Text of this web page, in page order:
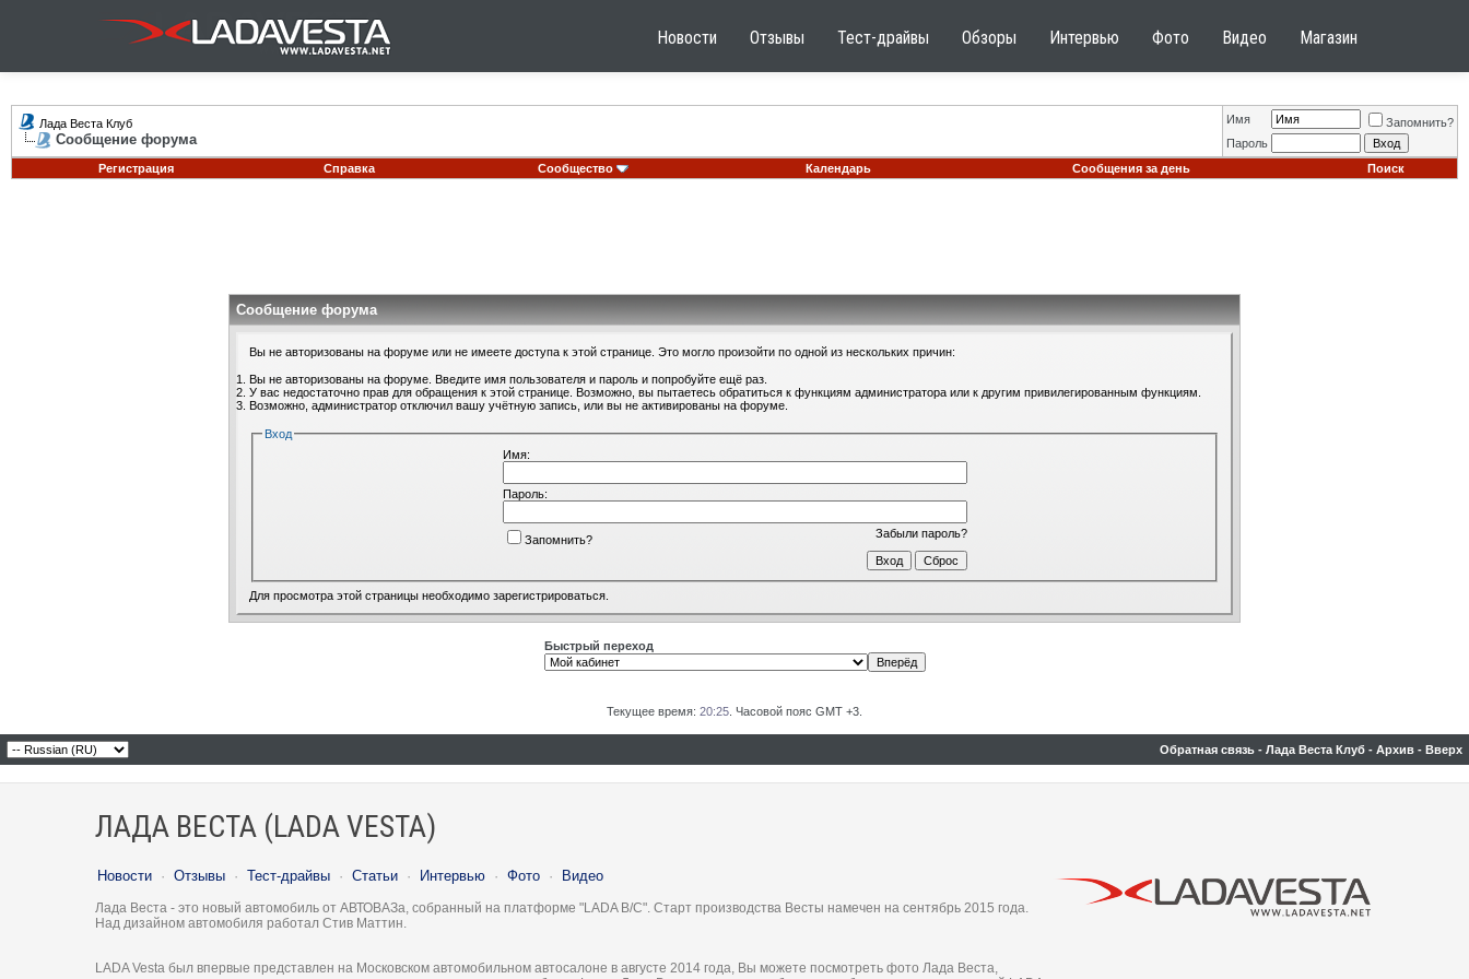
Новости Отзывы Тест-драйвы Обзоры Интервью Фото Видео Магазин
Лада Веста Клуб
Сообщение форума
Имя
Запомнить?
Пароль
Регистрация
Справка Сообщество Календарь Сообщения за день Поиск
Сообщение форума
Вы не авторизованы на форуме или не имеете доступа к этой странице. Это могло произойти по одной из нескольких причин:
Вы не авторизованы на форуме. Введите имя пользователя и пароль и попробуйте ещё раз.
У вас недостаточно прав для обращения к этой странице. Возможно, вы пытаетесь обратиться к функциям администратора или к другим привилегированным функциям.
Возможно, администратор отключил вашу учётную запись, или вы не активированы на форуме.
Вход
Имя:
Пароль:
Забыли пароль?
Запомнить?
Для просмотра этой страницы необходимо зарегистрироваться
Быстрый переход
Текущее время: 20:25 . Часовой пояс GMT +3.
Обратная связь - Лада Веста Клуб - Архив - Вверх
ЛАДА ВЕСТА (LADA VESTA)
Новости · Отзывы · Тест-драйвы · Статьи · Интервью · Фото · Видео
Лада Веста - это новый автомобиль от АВТОВАЗа, собранный на платформе "LADA B/C". Старт производства Весты намечен на сентябрь 2015 года.
Над дизайном автомобиля работал Стив Маттин.
LADA Vesta был впервые представлен на Московском автомобильном автосалоне в августе 2014 года, Вы можете посмотреть фото Лада Веста,